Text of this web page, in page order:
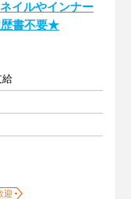
イルやインナー
歴書不要★
給
迎